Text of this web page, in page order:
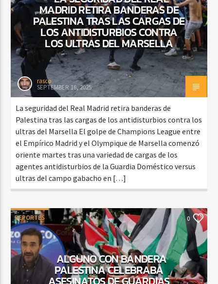
MADRID RETIRA BANDERAS DE
PALESTINA TRAS LAS CARGAS DE
LOS ANTIDISTURBIOS CONTRA
LOS ULTRAS DEL MARSELLA
rasco
SEPTEMBER 16, 2025
La seguridad del Real Madrid retira banderas de
Palestina tras las cargas de los antidisturbios contra los
ultras del Marsella El golpe de Champions League entre
el Empírico Madrid y el Olympique de Marsella comenzó
oriente martes tras una variedad de cargas de los
agentes antidisturbios de la Guardia Doméstico versus
ultras del campo gabacho en […]
DEPORTES 0
ALGUNO CON BANDERA
PALESTINA CELEBRABA